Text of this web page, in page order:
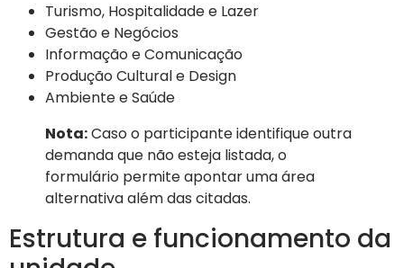
Turismo, Hospitalidade e Lazer
Gestão e Negócios
Informação e Comunicação
Produção Cultural e Design
Ambiente e Saúde
Nota:Caso o participante identifique outra
demanda que não esteja listada, o
formulário permite apontar uma área
alternativa além das citadas.
Estrutura e funcionamento da